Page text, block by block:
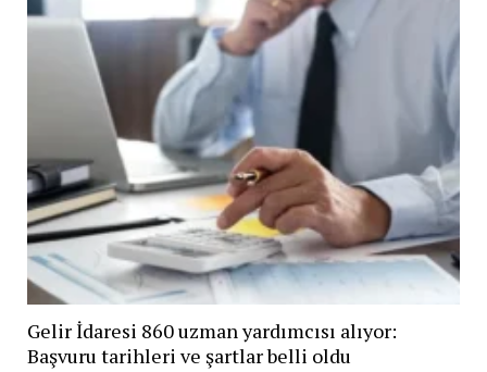
Gelir İdaresi 860 uzman yardımcısı alıyor:
Başvuru tarihleri ve şartlar belli oldu